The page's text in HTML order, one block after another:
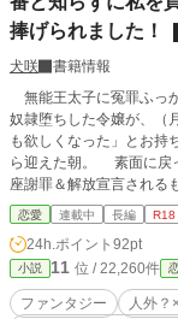
捧げられました！
犬咲
書籍情報
無能王太子に冤罪ふっ
奴隷堕ちした令嬢が、（
も欲しくなった」とお持
ら迎えた朝。 素面に戻
座謝罪＆解放宣言される
（騎士団長の理性をゴリ
結ばれて、運命の番になる話。（R18） ※タグに
意ください。
恋愛 連載中 長編 R18
24h.ポイント 92pt
小説 11 位 / 22,260件
ファンタジー
人外？